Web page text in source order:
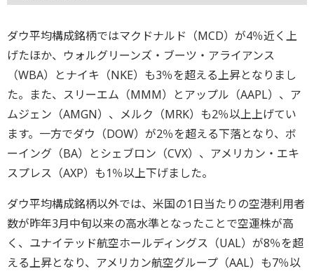
ダウ平均構成銘柄ではマクドナルド（MCD）が4％近く上
げたほか、ウォルグリーンズ・ブーツ・アライアンス
（WBA）とナイキ（NKE）も3％を超える上昇となりまし
た。また、スリーエム（MMM）とアップル（AAPL）、ア
ムジェン（AMGN）、メルク（MRK）も2％以上上げてい
ます。一方でダウ（DOW）が2％を超える下落となり、ボ
ーイング（BA）とシェブロン（CVX）、アメリカン・エキ
スプレス（AXP）も1％以上下げました。
ダウ平均構成銘柄以外では、米国の1日当たりの空港利用者
数が昨年3月中旬以来の高水準となったことで空運株が高
く、ユナイテッド航空ホールディングス（UAL）が8％を超
える上昇となり、アメリカン航空グループ（AAL）も7％以